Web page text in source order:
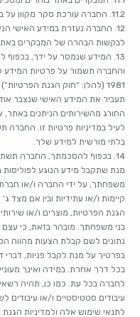
11.2. החברה עורכת סקר מקוון על בסיס הסכמות הנשאלים.
12. החברה נעזרת במידע האישי
לבקשות הבהרה של המבקרים
13. המידע שנמסר על ידך,
והחברה תשמור על פרטיות המידע
1981 (להלן: “חוק הגנת
תעביר את המידע האישי שנצבר
לעיל במדיניות פרטיות זו.
בלתי מורשית למידע שלך.
14. בכפוף להסכמתך, החברה
מנת שתקבל מידע הנוגע לפוליסות
משפחתך, על ידי החברה ו/או
קיימות ו/או עתידיות ובין אם
הגנת הפרטיות, מוצרים ו/או
בני משפחתך. מובהר בזאת, כי
נתונים לשם קבלת הצעות מהווה
בפרטיך על מנת לקבל פניות, דברי
בכל דרך אחרת. במידה ואינך
לחברה בכל עת. כמו כן, תהיה
עיבודים סטטיסטיים ו/או עיבודים
לתנאי שימוש אלה ולמדיניות הגנת